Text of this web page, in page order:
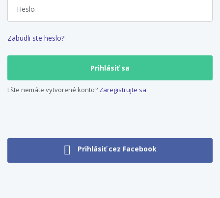
Zabudli ste heslo?
Ešte nemáte vytvorené konto? Zaregistrujte sa
Prihlásiť cez Facebook